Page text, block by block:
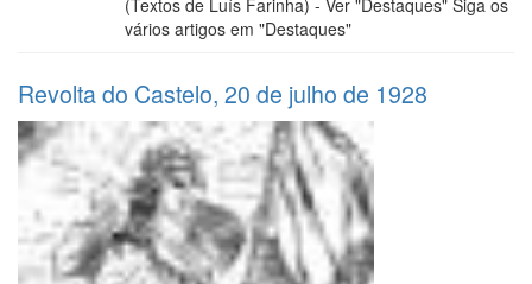
vários artigos em "Destaques"
Revolta do Castelo, 20 de julho de 1928